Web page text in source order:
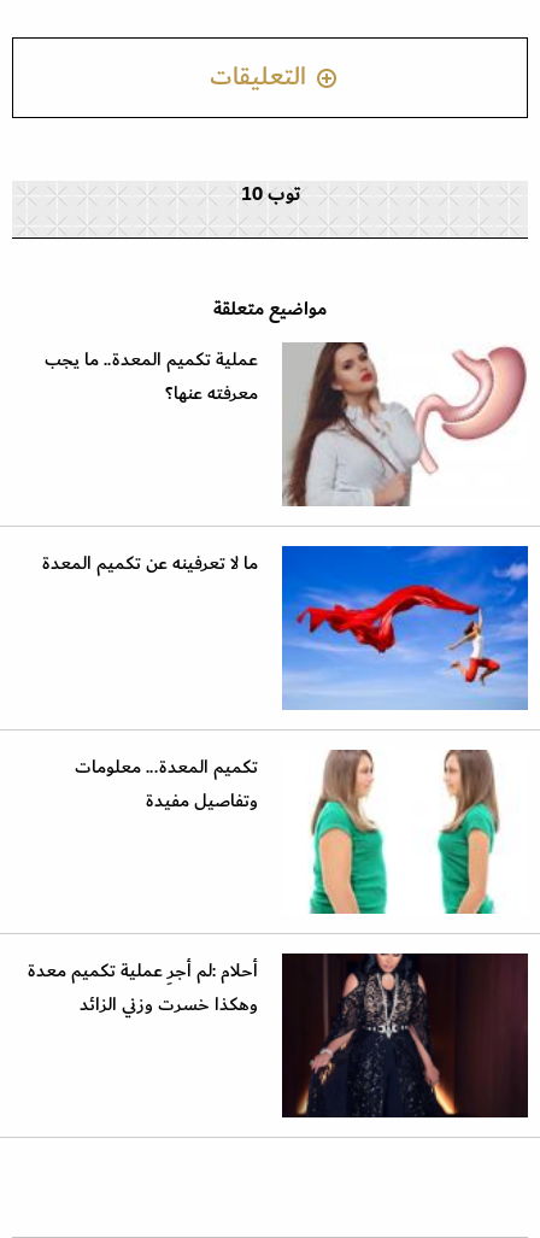
التعليقات
توب 10
مواضيع متعلقة
عملية تكميم المعدة.. ما يجب
معرفته عنها؟
ما لا تعرفينه عن تكميم المعدة
تكميم المعدة... معلومات
وتفاصيل مفيدة
أحلام :لم أجرِ عملية تكميم معدة
وهكذا خسرت وزني الزائد